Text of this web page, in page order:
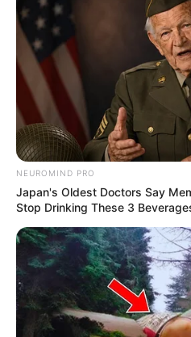
FNARAS em
promulgar PEC
mobilização.
Presidente
seletivo para
Combate às
PEC 14: o que
triênio e sexta-
FNARAS
promulgação da
Nacional.
DESTAQUES DO MÊS
NEUROMIND PRO
Japan's Oldest Doctors Say
Stop Drinking These 3